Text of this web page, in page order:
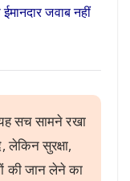
जवाब नहीं
सच सामने रखा
सुरक्षा,
की जान लेने का